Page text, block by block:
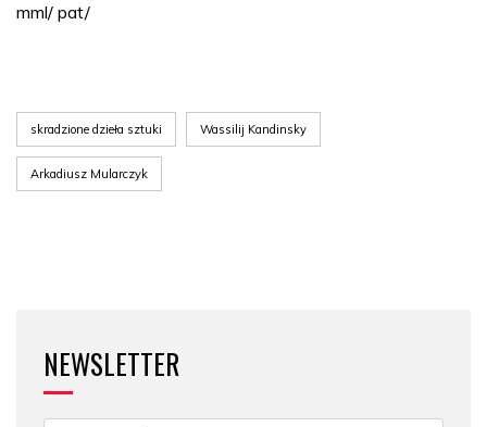
mml/ pat/
skradzione dzieła sztuki Wassilij Kandinsky
Arkadiusz Mularczyk
NEWSLETTER